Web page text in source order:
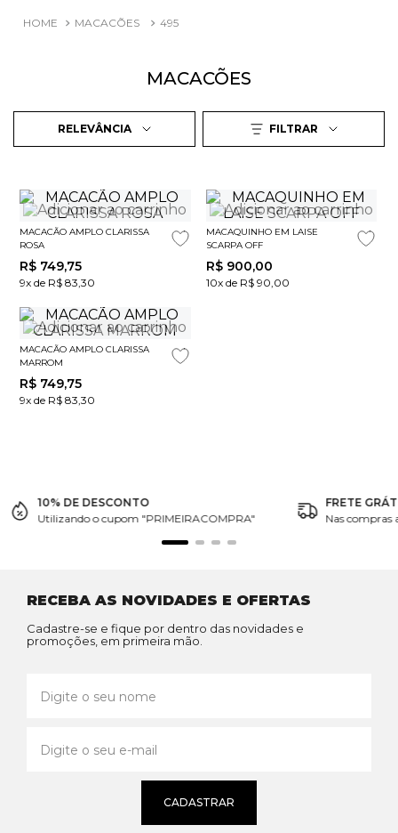
MACACÕES 495
MACACÕES
RELEVÂNCIA FILTRAR
MACACÃO AMPLO CLARISSA
ROSA
R$ 749,75
9x de R$ 83,30
MACAQUINHO EM LAISE
SCARPA OFF
R$ 900,00
10x de R$ 90,00
MACACÃO AMPLO CLARISSA
MARROM
R$ 749,75
9x de R$ 83,30
10% DE DESCONTO
Utilizando o cupom "PRIMEIRACOMPRA"
FRETE
Nas compras
RECEBA AS NOVIDADES E OFERTAS
Cadastre-se e fique por dentro das novidades e
promoções, em primeira mão.
CADASTRAR